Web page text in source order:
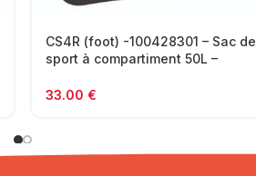
CS4R (foot) -100428301 – Sac de
sport à compartiment 50L –
33.00 €